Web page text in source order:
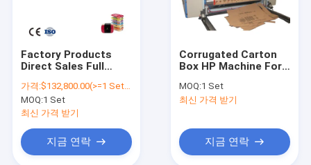
Factory Products
Direct Sales Full
Positive And
Negative Pressure
Pet Thermoforming
Machine
Manufacturer
가격:$132,800.00(>=1 Sets)
MOQ:1 Set
최신 가격 받기
지금 연락
Corrugated Carton
Box HP Machine For
Carton Box Cable
Printer With Slotter
MOQ:1 Set
최신 가격 받기
지금 연락